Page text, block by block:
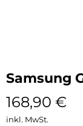
Samsung
168,90 €
inkl. MwSt.